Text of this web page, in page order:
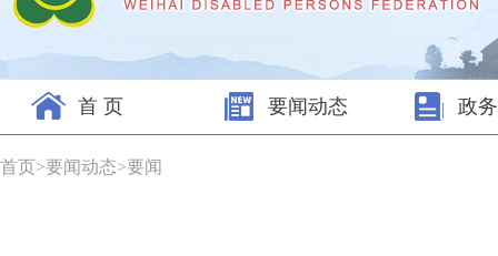
首 页 要闻动态 政
首页>要闻动态>要闻